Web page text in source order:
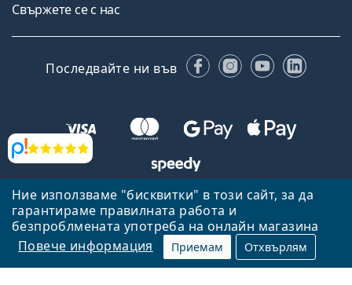
Ние използваме "бисквитки" в този сайт, за да
гарантираме правилната работа и
безпроблмената употреба на онлайн магазина
Повече информация
Приемам Отхвърлям
Прегледи
Свържете се с нас
Последвайте ни във FacebookInstagram
YouTube
Назад към началната страница
Нагоре
Lentiamo.bg е собственост и се управлява от Lentiamo s.r.o.,
Република Чехия
Тук сме за вас в продължение на 18 години.